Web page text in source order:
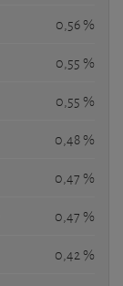
0,56 %
0,55 %
0,55 %
0,48 %
0,47 %
0,47 %
0,42 %